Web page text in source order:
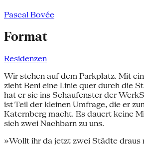
Pascal Bovée
Format
Residenzen
Wir stehen auf dem Parkplatz. Mit
zieht Beni eine Linie quer durch die
hat er sie ins Schaufenster der
ist Teil der kleinen Umfrage, die er
Katernberg macht. Es dauert keine
sich zwei Nachbarn zu uns.
»Wollt ihr da jetzt zwei Städte draus